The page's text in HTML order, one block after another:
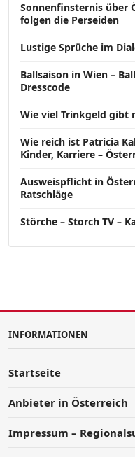
Sonnenfinsternis über
folgen die Perseiden
Lustige Sprüche im
Ballsaison in Wien –
Dresscode
Wie viel Trinkgeld gibt
Wie reich ist Patricia
Kinder, Karriere –
Ausweispflicht in
Ratschläge
Störche – Storch TV –
INFORMATIONEN
Startseite
Anbieter in Österreich
Impressum –